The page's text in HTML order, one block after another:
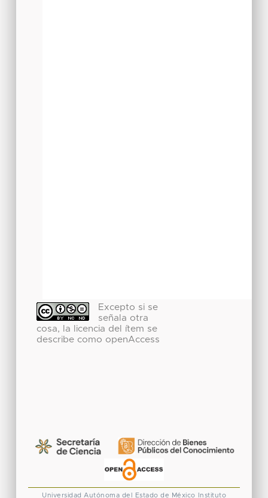
Excepto si se
señala otra
cosa, la licencia del ítem se
describe como openAccess
Universidad Autónoma del Estado de México Instituto